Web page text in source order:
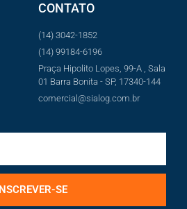
CONTATO
(14) 3042-1852
(14) 99184-6196
Praça Hipolito Lopes, 99-A , Sala
01 Barra Bonita - SP, 17340-144
comercial@sialog.com.br
INSCREVER-SE